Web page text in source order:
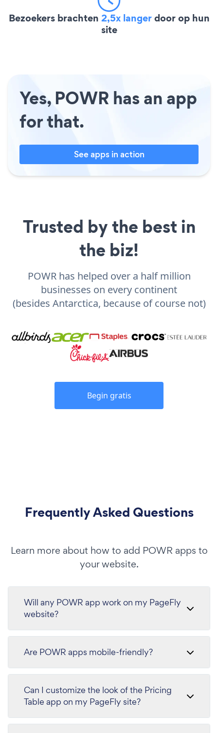
Bezoekers brachten 2,5x langerdoor op hun
site
Yes, POWR has an app
for that.
See apps in action
Trusted by the best in
the biz!
POWR has helped over a half million
businesses on every continent
(besides Antarctica, because of course not)
Begin gratis
Frequently Asked Questions
Learn more about how to add POWR apps to
your website.
Will any POWR app work on my PageFly
website?
Are POWR apps mobile-friendly?
Can I customize the look of the Pricing
Table app on my PageFly site?